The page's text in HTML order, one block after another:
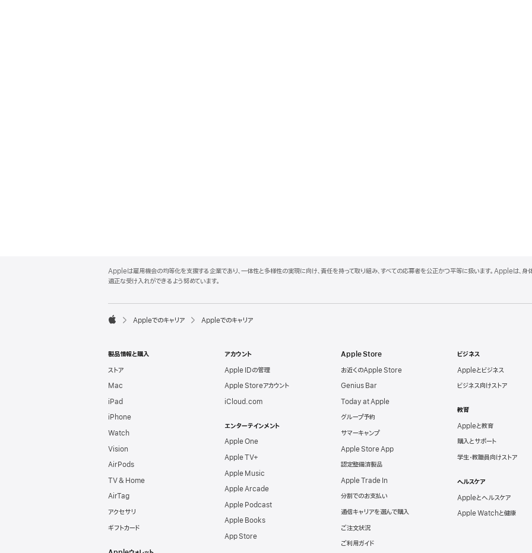
p
p
e
o
e
Appleは雇用機会の均等化を支援する企業であり、一体性と多様性の実現に向け、責任を持って取り組み、すべての応募者を公正かつ平等に扱います。Appleは、身
適正な受け入れができるよう努めています。

p
l
e
Appleでのキャリア Appleでのキャリア
製品情報と購入
ストア
Mac
iPad
iPhone
Watch
Vision
AirPods
TV & Home
AirTag
アクセサリ
ギフトカード
アカウント
Apple IDの管理
Apple Storeアカウント
iCloud.com
エンターテインメント
Apple One
Apple TV+
Apple Music
Apple Arcade
Apple Podcast
Apple Books
App Store
Apple Store
お近くのApple Store
Genius Bar
Today at Apple
グループ予約
サマーキャンプ
Apple Store App
認定整備済製品
Apple Trade In
分割でのお支払い
通信キャリアを選んで購入
ご注文状況
ご利用ガイド
ビジネス
Appleとビジネス
ビジネス向けストア
教育
Appleと教育
購入とサポート
学生・教職員向けストア
ヘルスケア
Appleとヘルスケア
Apple Watchと健康